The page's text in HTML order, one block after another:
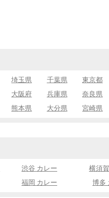
埼玉県 千葉県 東京都
大阪府 兵庫県 奈良県
熊本県 大分県 宮崎県
渋谷 カレー 横須
福岡 カレー 博多